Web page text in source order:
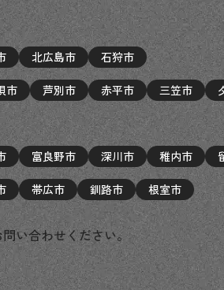
北広島市 石狩市
市 芦別市 赤平市 三笠市
富良野市 深川市 稚内市
帯広市 釧路市 根室市
い合わせください。